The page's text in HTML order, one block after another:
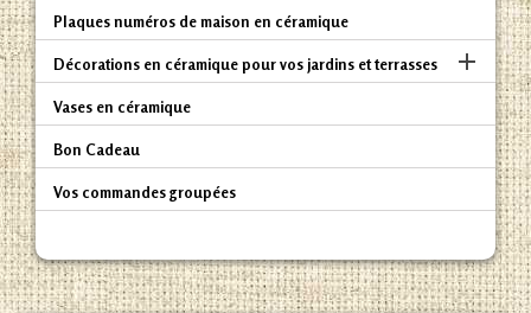
Plaques numéros de maison en céramique
Décorations en céramique pour vos jardins et terrasses 
Vases en céramique
Bon Cadeau
Vos commandes groupées